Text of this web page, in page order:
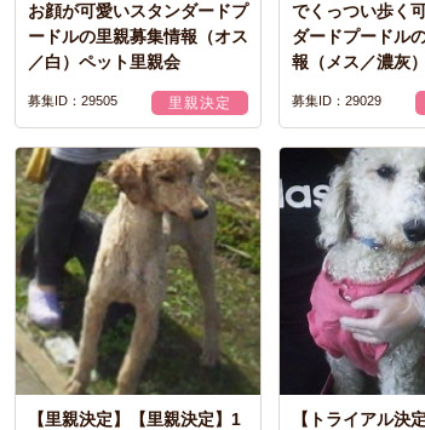
お顔が可愛いスタンダードプ
ードルの里親募集情報（オス
／白）ペット里親会
募集ID：29505 里親決定
でくっつい歩く
ダードプードル
報（メス／濃灰
募集ID：29029
【里親決定】【里親決定】1
【トライアル決